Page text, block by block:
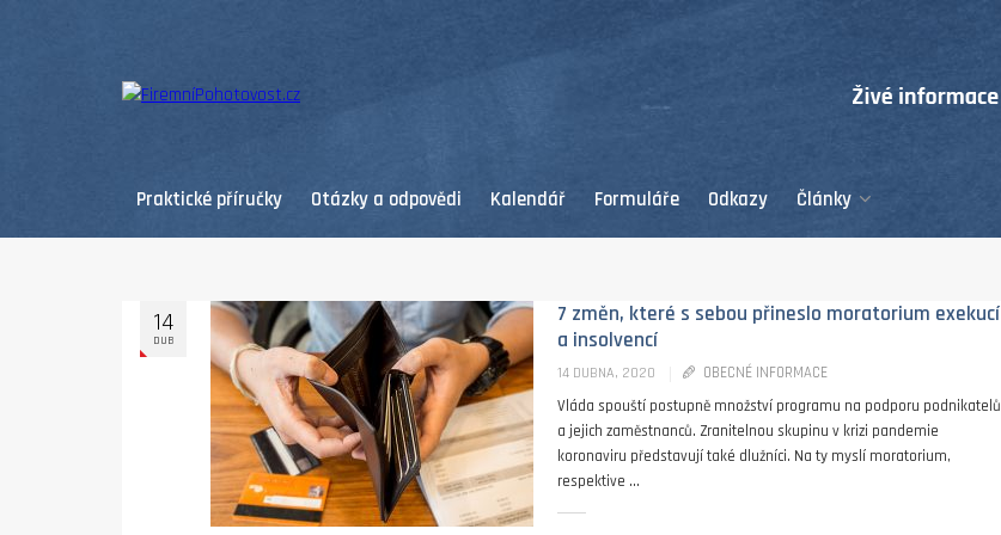
Praktické příručky Otázky a odpovědi Kalendář Formuláře Odkazy Články
14
DUB
7 změn, které s sebou přineslo moratorium exekucí
a insolvencí
14 DUBNA, 2020
OBECNÉ INFORMACE
Vláda spouští postupně množství programu na podporu podnikatelů
a jejich zaměstnanců. Zranitelnou skupinu v krizi pandemie
koronaviru představují také dlužníci. Na ty myslí moratorium,
respektive ...